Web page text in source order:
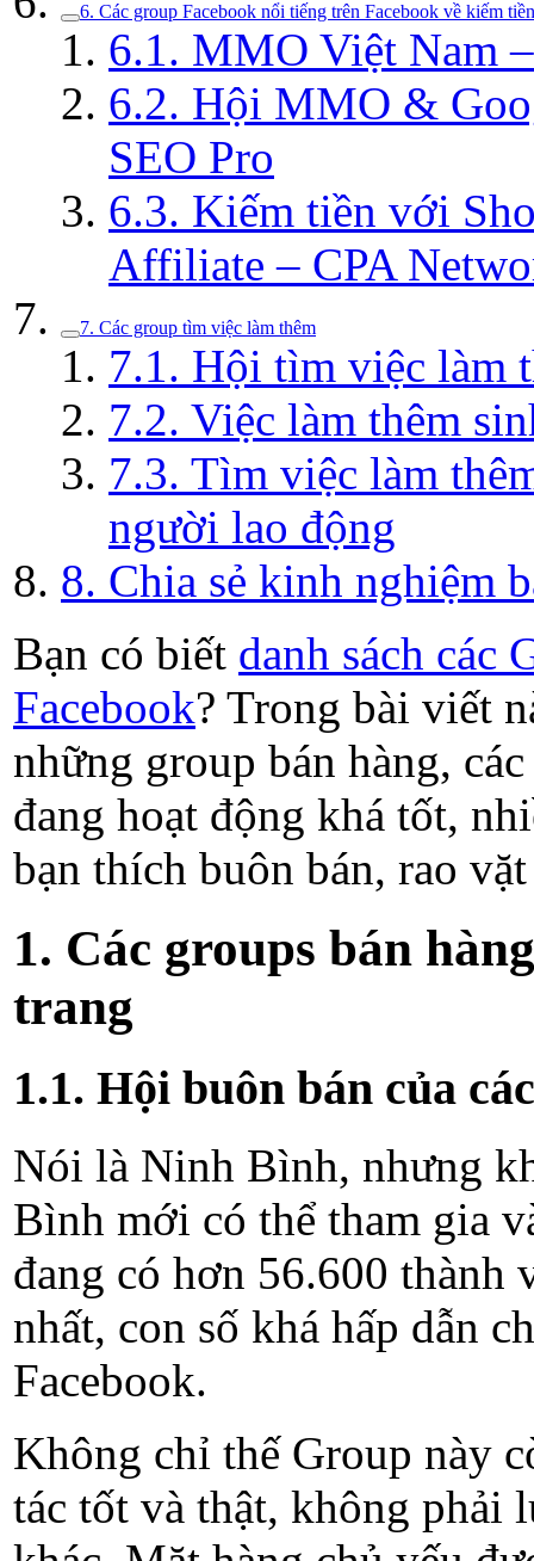
6. Các group Facebook nổi tiếng trên Facebook về kiếm
6.1. MMO Việt Nam
6.2. Hội MMO &
SEO Pro
6.3. Kiếm tiền với
Affiliate – CPA
7. Các group tìm việc làm thêm
7.1. Hội tìm việc làm
7.2. Việc làm thêm
7.3. Tìm việc làm
người lao động
8. Chia sẻ kinh nghiệm
Bạn có biết danh sách các
Facebook? Trong bài viết
những group bán hàng,
đang hoạt động khá tốt,
bạn thích buôn bán, rao
1. Các groups bán
trang
1.1. Hội buôn bán của
Nói là Ninh Bình, nhưng
Bình mới có thể tham gia
đang có hơn 56.600 thành
nhất, con số khá hấp dẫn
Facebook.
Không chỉ thế Group này
tác tốt và thật, không phải